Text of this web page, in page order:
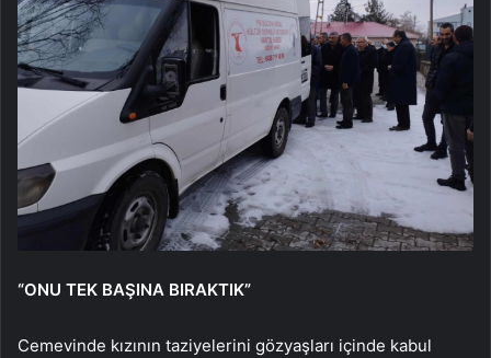
“ONU TEK BAŞINA BIRAKTIK”
Cemevinde kızının taziyelerini gözyaşları içinde kabul